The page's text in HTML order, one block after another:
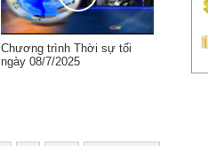
Chương trình Thời sự tối
ngày 08/7/2025